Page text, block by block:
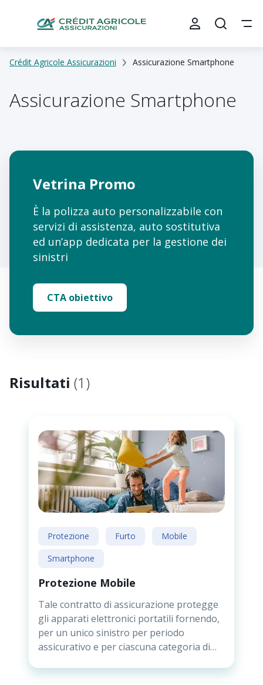
Crédit Agricole Assicurazioni Assicurazione Smartphone
Assicurazione Smartphone
Vetrina Promo
È la polizza auto personalizzabile con
servizi di assistenza, auto sostitutiva
ed un’app dedicata per la gestione dei
sinistri
CTA obiettivo
Risultati (1 )
Protezione Furto
Mobile
Smartphone
Protezione Mobile
Tale contratto di assicurazione protegge
gli apparati elettronici portatili fornendo,
per un unico sinistro per periodo
assicurativo e per ciascuna categoria di
furto e danno accidentale, senza la